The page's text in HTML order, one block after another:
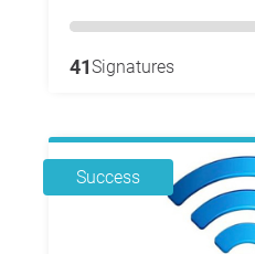
41Signatures
Success